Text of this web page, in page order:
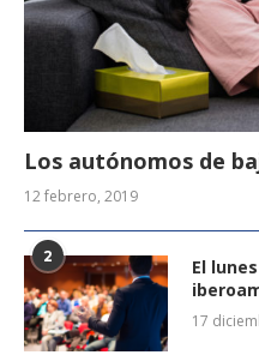
Los autónomos de
12 febrero, 2019
2
El
17